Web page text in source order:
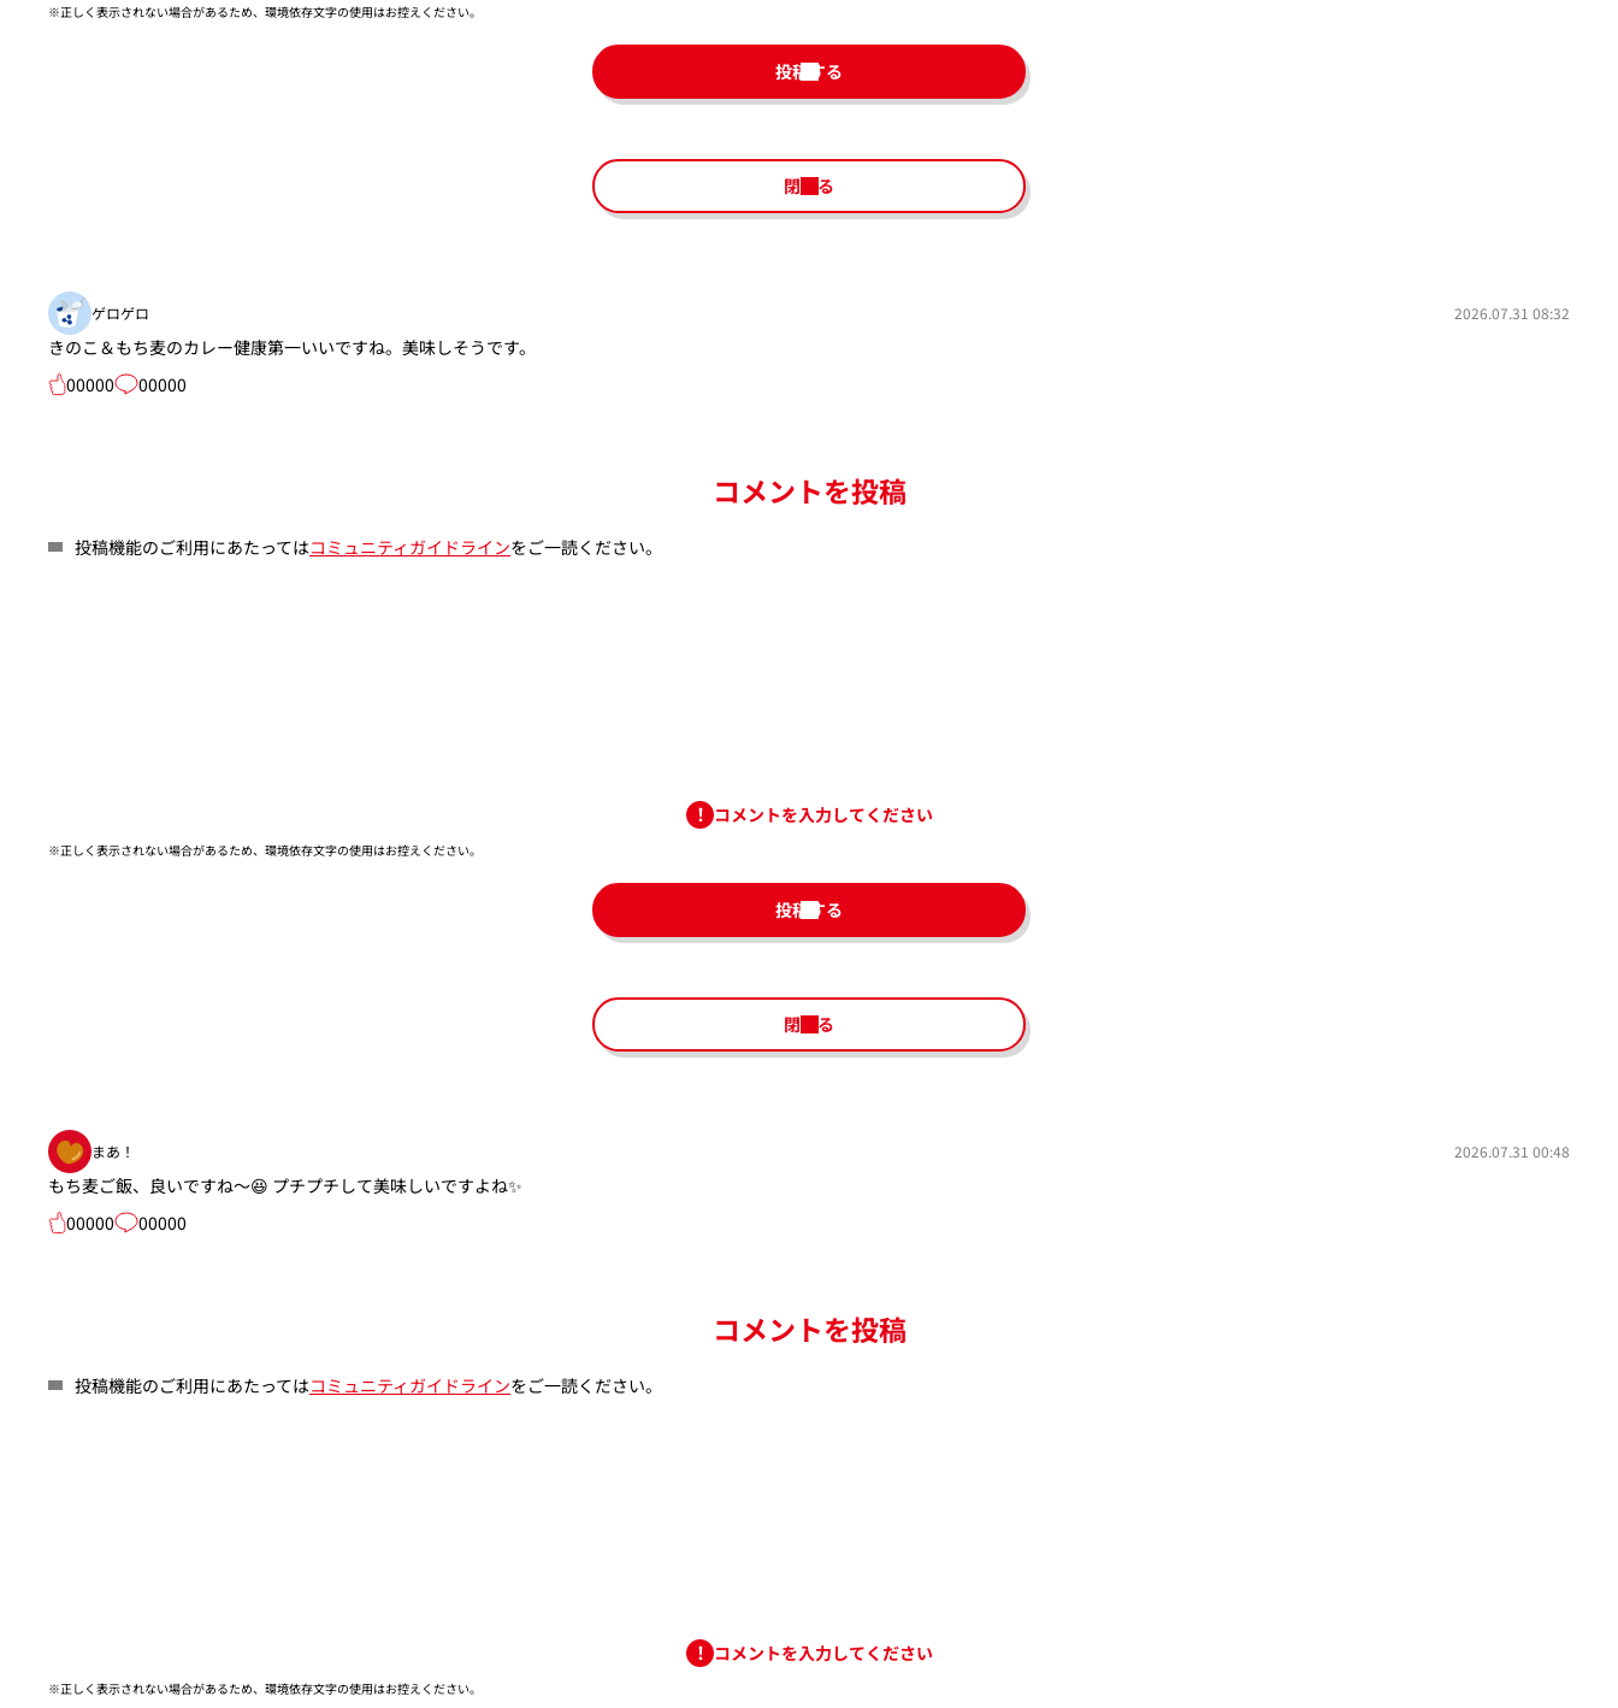
※正しく表示されない場合があるため、環境依存文字の使用はお控えください。​
投稿する
閉じる
ゲロゲロ 2026.07.31 08:32
きのこ＆もち麦のカレー健康第一いいですね。美味しそうです。
00000
00000
コメントを投稿
投稿機能のご利用にあたってはコミュニティガイドラインをご一読ください。
コメントを入力してください
※正しく表示されない場合があるため、環境依存文字の使用はお控えください。​
投稿する
閉じる
まあ！ 2026.07.31 00:48
もち麦ご飯、良いですね～😆 プチプチして美味しいですよね✨
00000
00000
コメントを投稿
投稿機能のご利用にあたってはコミュニティガイドラインをご一読ください。
コメントを入力してください
※正しく表示されない場合があるため、環境依存文字の使用はお控えください。​